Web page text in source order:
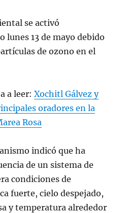
se activó
lunes 13 de mayo debido
de ozono en el
a leer:Xochitl Gálvez y
oradores en la
Rosa
indicó que ha
de un sistema de
condiciones de
fuerte, cielo despejado,
y temperatura alrededor